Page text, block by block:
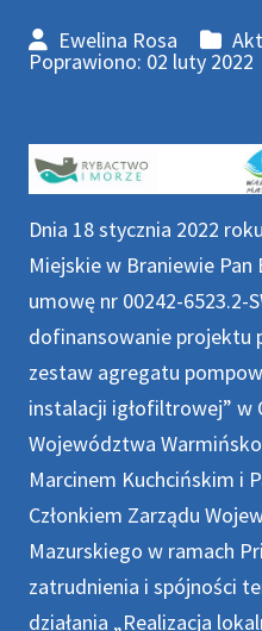
Ewelina Rosa
Poprawiono: 02 luty 2022
Dnia 18 stycznia 2022
Miejskie w Braniewie Pan
umowę nr 00242-6523.2-
dofinansowanie projektu
zestaw agregatu
instalacji igłofiltrowej” w
Województwa
Marcinem Kuchcińskim i
Członkiem Zarządu
Mazurskiego w ramach
zatrudnienia i spójności
działania „Realizacja